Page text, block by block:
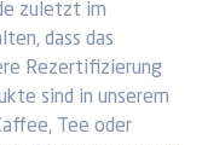
zuletzt im
dass das
Rezertifizierung
sind in unserem
Tee oder